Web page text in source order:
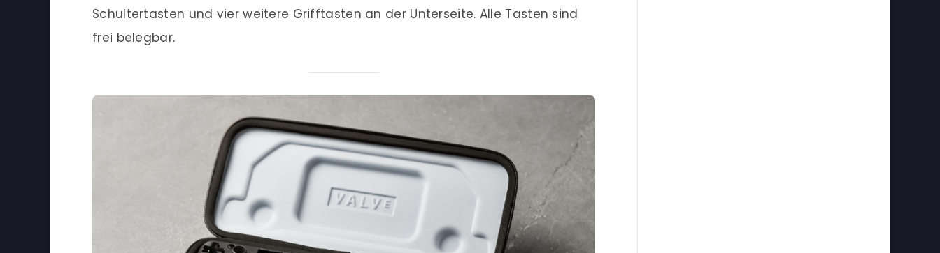
Schultertasten und vier weitere Grifftasten an der Unterseite. Alle Tasten sind
frei belegbar.